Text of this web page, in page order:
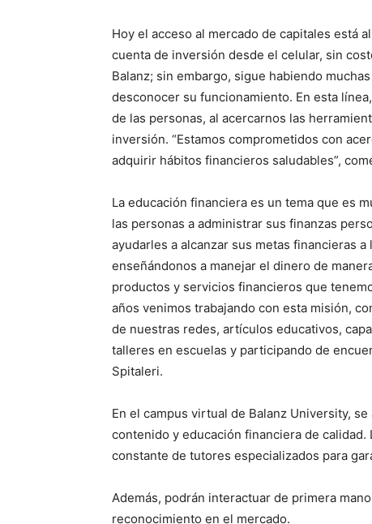
Hoy el acceso al mercado de capitales está
cuenta de inversión desde el celular, sin
Balanz; sin embargo, sigue habiendo
desconocer su funcionamiento. En esta
de las personas, al acercarnos las
inversión. “Estamos comprometidos con
adquirir hábitos financieros saludables”,
La educación financiera es un tema que es
las personas a administrar sus finanzas
ayudarles a alcanzar sus metas financieras
enseñándonos a manejar el dinero de
productos y servicios financieros que
años venimos trabajando con esta misión,
de nuestras redes, artículos educativos,
talleres en escuelas y participando de
Spitaleri.
En el campus virtual de Balanz University,
contenido y educación financiera de
constante de tutores especializados para
Además, podrán interactuar de primera
reconocimiento en el mercado.